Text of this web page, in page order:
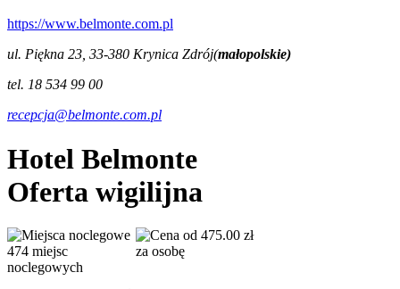
https://www.belmonte.com.pl
ul. Piękna 23, 33-380 Krynica Zdrój(małopolskie)
tel. 18 534 99 00
recepcja@belmonte.com.pl
Hotel Belmonte
Oferta wigilijna
474 miejsc
noclegowych
od 475.00 zł
za osobę